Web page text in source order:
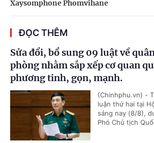
Xaysomphone Phomvihane
ĐỌC THÊM
Sửa đổi, bổ sung 09 luật về
phòng nhằm sắp xếp cơ quan
phương tinh, gọn, mạnh.
(Chinhphu.vn) -
luận thứ hai tại
sáng nay (8/8),
Phó Chủ tịch